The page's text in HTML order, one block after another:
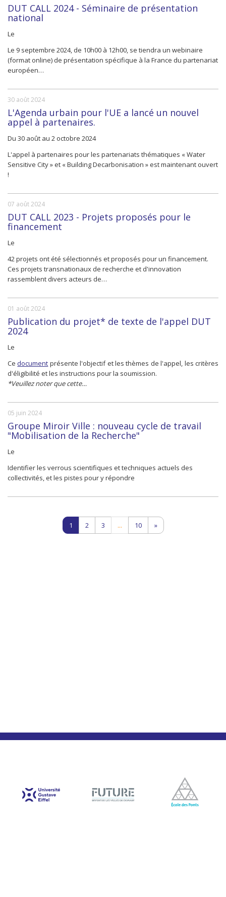
DUT CALL 2024 - Séminaire de présentation
national
Le
Le 9 septembre 2024, de 10h00 à 12h00, se tiendra un webinaire
(format online) de présentation spécifique à la France du partenariat
européen…
30 août 2024
L'Agenda urbain pour l'UE a lancé un nouvel
appel à partenaires.
Du 30 août au 2 octobre 2024
L'appel à partenaires pour les partenariats thématiques « Water
Sensitive City » et « Building Decarbonisation » est maintenant ouvert
!
07 août 2024
DUT CALL 2023 - Projets proposés pour le
financement
Le
42 projets ont été sélectionnés et proposés pour un financement.
Ces projets transnationaux de recherche et d'innovation
rassemblent divers acteurs de…
01 août 2024
Publication du projet* de texte de l'appel DUT
2024
Le
Cedocument présente l'objectif et les thèmes de l'appel, les critères
d'éligibilité et les instructions pour la soumission.
*Veuillez noter que cette…
05 juin 2024
Groupe Miroir Ville : nouveau cycle de travail
"Mobilisation de la Recherche"
Le
Identifier les verrous scientifiques et techniques actuels des
collectivités, et les pistes pour y répondre
1 2 3 ... 10 »